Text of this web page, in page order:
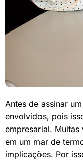
Antes de assinar
envolvidos, pois
empresarial.
em um mar de
implicações. Por